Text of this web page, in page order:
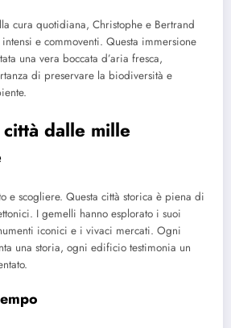
cura quotidiana, Christophe e Bertrand
e commoventi. Questa immersione
una vera boccata d’aria fresca,
di preservare la biodiversità e
dalle mille
e scogliere. Questa città storica è piena di
I gemelli hanno esplorato i suoi
iconici e i vivaci mercati. Ogni
una storia, ogni edificio testimonia un